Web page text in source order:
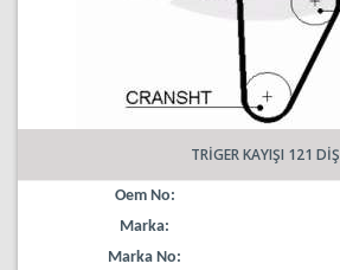
TRİGER KAYIŞI 121 DİŞ
Oem No:
Marka:
Marka No: